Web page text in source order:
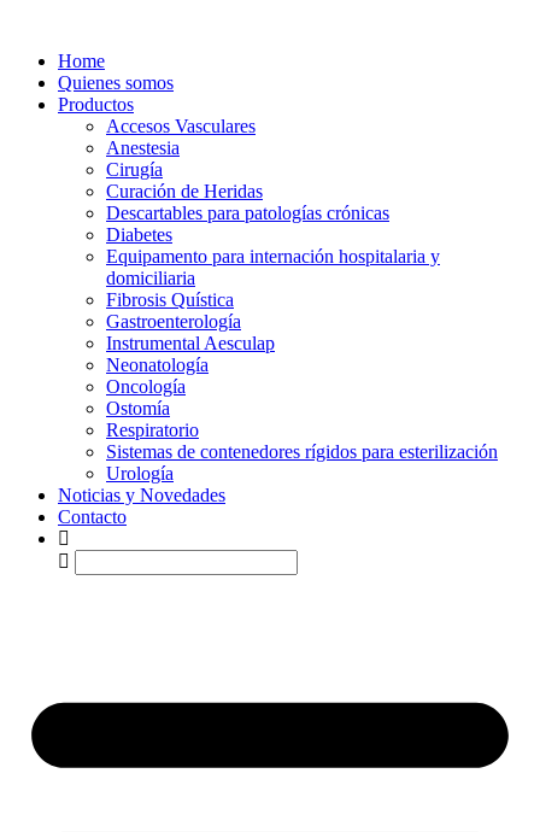
Home
Quienes somos
Productos
Accesos Vasculares
Anestesia
Cirugía
Curación de Heridas
Descartables para patologías crónicas
Diabetes
Equipamento para internación hospitalaria y
domiciliaria
Fibrosis Quística
Gastroenterología
Instrumental Aesculap
Neonatología
Oncología
Ostomía
Respiratorio
Sistemas de contenedores rígidos para esterilización
Urología
Noticias y Novedades
Contacto